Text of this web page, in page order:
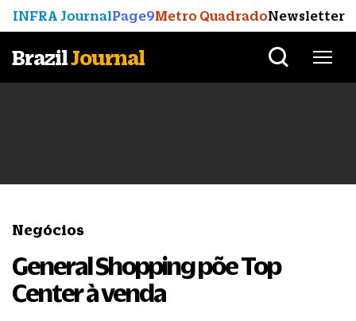
INFRA JournalPage9Metro QuadradoNewsletter
BrazilJournal
Negócios
General Shopping põe Top
Center à venda